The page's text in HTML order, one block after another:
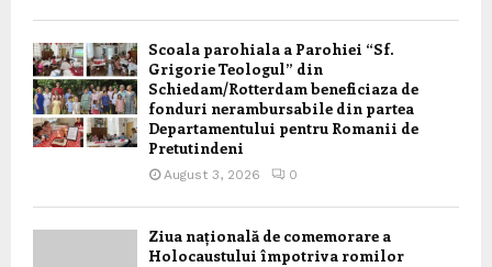
Scoala parohiala a Parohiei “Sf.
Grigorie Teologul” din
Schiedam/Rotterdam beneficiaza de
fonduri nerambursabile din partea
Departamentului pentru Romanii de
Pretutindeni
August 3, 2026 0
Ziua națională de comemorare a
Holocaustului împotriva romilor